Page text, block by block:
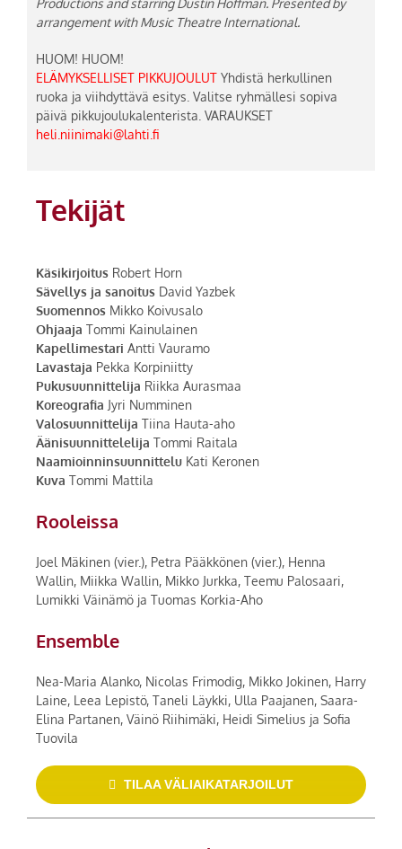
Productions and starring Dustin Hoffman. Presented by
arrangement with Music Theatre International.
HUOM! HUOM!
ELÄMYKSELLISET PIKKUJOULUT Yhdistä herkullinen
ruoka ja viihdyttävä esitys. Valitse ryhmällesi sopiva
päivä pikkujoulukalenterista. VARAUKSET
heli.niinimaki@lahti.fi
Tekijät
Käsikirjoitus Robert Horn
Sävellys ja sanoitus David Yazbek
Suomennos Mikko Koivusalo
Ohjaaja Tommi Kainulainen
Kapellimestari Antti Vauramo
Lavastaja Pekka Korpiniitty
Pukusuunnittelija Riikka Aurasmaa
Koreografia Jyri Numminen
Valosuunnittelija Tiina Hauta-aho
Äänisuunnittelelija Tommi Raitala
Naamioinninsuunnittelu Kati Keronen
Kuva Tommi Mattila
Rooleissa
Joel Mäkinen (vier.), Petra Pääkkönen (vier.), Henna
Wallin, Miikka Wallin, Mikko Jurkka, Teemu Palosaari,
Lumikki Väinämö ja Tuomas Korkia-Aho
Ensemble
Nea-Maria Alanko, Nicolas Frimodig, Mikko Jokinen, Harry
Laine, Leea Lepistö, Taneli Läykki, Ulla Paajanen, Saara-
Elina Partanen, Väinö Riihimäki, Heidi Simelius ja Sofia
Tuovila
TILAA VÄLIAIKATARJOILUT